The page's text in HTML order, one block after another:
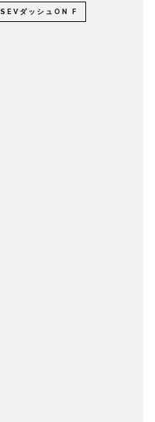
SEVダッシュON F